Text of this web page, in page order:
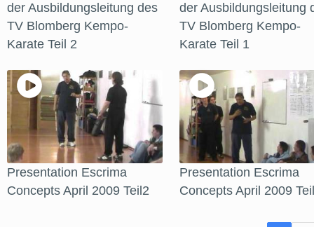
der Ausbildungsleitung des
TV Blomberg Kempo-
Karate Teil 2
der Ausbildungsleitung
TV Blomberg Kempo-
Karate Teil 1
Presentation Escrima
Concepts April 2009 Teil2
Presentation Escrima
Concepts April 2009